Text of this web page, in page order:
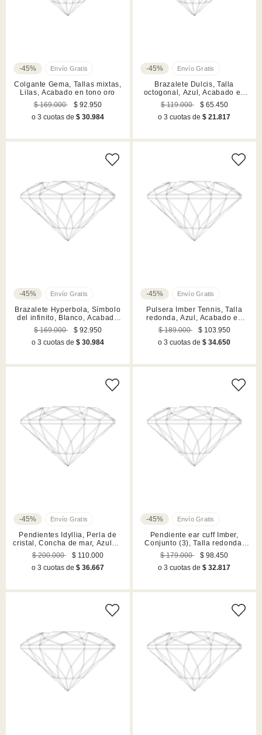
-45%
Colgante Gema, Tallas mixtas,
Lilas, Acabado en tono oro
$ 169.000
$ 92.950
o 3 cuotas de $ 30.984
-45%
Brazalete Dulcis, Talla
octogonal, Azul, Acabado en
tono oro
$ 119.000
$ 65.450
o 3 cuotas de$ 21.817
-45%
Brazalete Hyperbola, Símbolo
del infinito, Blanco, Acabado
en tono oro rosa
$ 169.000
$ 92.950
o 3 cuotas de $ 30.984
-45%
Pulsera Imber Tennis, Talla
redonda, Azul, Acabado en
tono oro
$ 189.000
$ 103.950
o 3 cuotas de$ 34.650
-45%
Pendientes Idyllia, Perla de
cristal, Concha de mar, Azules,
Acabado en rodio
$ 200.000
$ 110.000
o 3 cuotas de $ 36.667
-45%
Pendiente ear cuff Imber,
Conjunto (3), Talla redonda,
Blanco, Acabado en tono oro
$ 179.000
$ 98.450
o 3 cuotas de$ 32.817